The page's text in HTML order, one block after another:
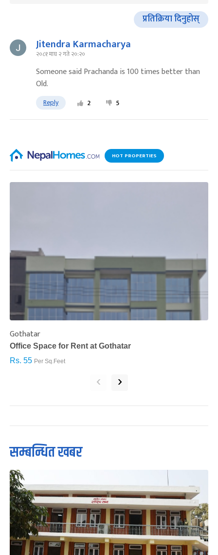
प्रतिक्रिया दिनुहोस्
Jitendra Karmacharya
२०८१ माघ २ गते २०:२०
Someone said Prachanda is 100 times better than
Old.
Reply 2 5
HOT PROPERTIES
Gothatar
Office Space for Rent at Gothatar
Rs. 55 Per Sq.Feet
‹ ›
सम्बन्धित खबर